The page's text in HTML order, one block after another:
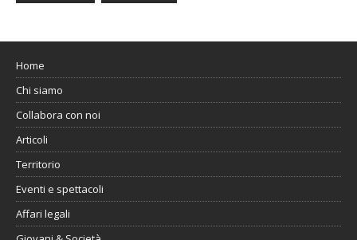
Home
Chi siamo
Collabora con noi
Articoli
Territorio
Eventi e spettacoli
Affari legali